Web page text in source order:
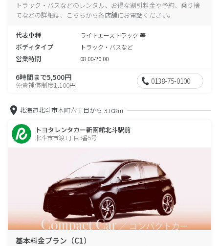
トラック・バスなどのレンタル、お得な割引料金や予約、乗り捨
てなどの詳細は、こちらから各店舗にお電話ください。
代表車種 ライトエーストラック 等
ボディタイプ トラック・バスなど
営業時間 08:00-20:00
6時間まで5,500円
免責補償制度1,100円 0138-75-0100
北海道北斗市本町六丁目から 3108m
トヨタレンタカー新函館北斗駅前
北斗市市渡1丁目3番5号
基本料金プラン（C1）